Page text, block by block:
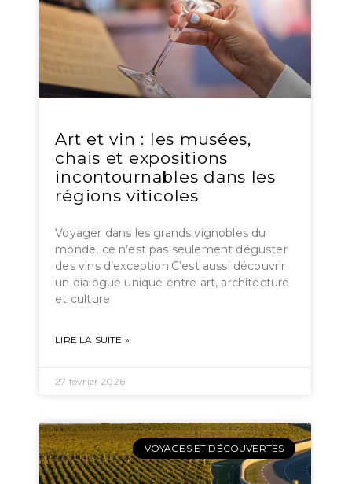
Art et vin : les musées,
chais et expositions
incontournables dans les
régions viticoles
Voyager dans les grands vignobles du
monde, ce n’est pas seulement déguster
des vins d’exception.C’est aussi découvrir
un dialogue unique entre art, architecture
et culture
LIRE LA SUITE »
27 février 2026
VOYAGES ET DÉCOUVERTES